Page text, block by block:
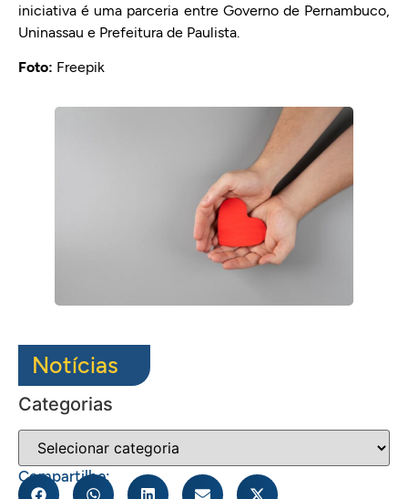
iniciativa é uma parceria entre Governo de Pernambuco,
Uninassau e Prefeitura de Paulista.
Foto: Freepik
Notícias
Categorias
Compartilhe: